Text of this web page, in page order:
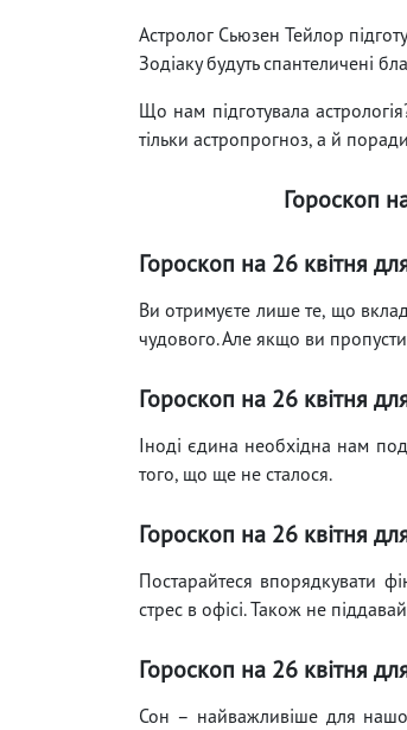
Астролог Сьюзен Тейлор
Зодіаку будуть спантеличені
Що нам підготувала
тільки астропрогноз, а й
Гороскоп
Гороскоп на 26 квітня
Ви отримуєте лише те, що
чудового. Але якщо ви
Гороскоп на 26 квітня
Іноді єдина необхідна нам
того, що ще не сталося.
Гороскоп на 26 квітня
Постарайтеся впорядкувати
стрес в офісі. Також не
Гороскоп на 26 квітня
Сон – найважливіше для